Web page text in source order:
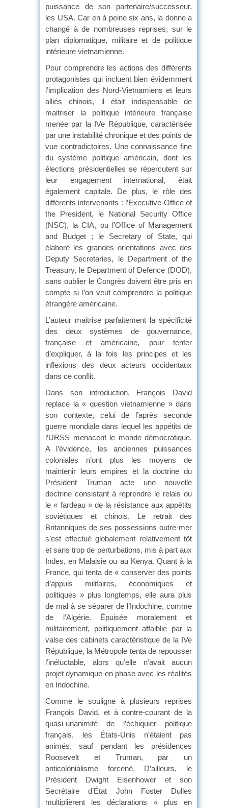
puissance de son partenaire/successeur,
les USA. Car en à peine six ans, la donne a
changé à de nombreuses reprises, sur le
plan diplomatique, militaire et de politique
intérieure vietnamienne.
Pour comprendre les actions des différents
protagonistes qui incluent bien évidemment
l’implication des Nord-Vietnamiens et leurs
alliés chinois, il était indispensable de
maitriser la politique intérieure française
menée par la IVe République, caractérisée
par une instabilité chronique et des points de
vue contradictoires. Une connaissance fine
du système politique américain, dont les
élections présidentielles se répercutent sur
leur engagement international, était
également capitale. De plus, le rôle des
différents intervenants : l’Executive Office of
the President, le National Security Office
(NSC), la CIA, ou l’Office of Management
and Budget ; le Secretary of State, qui
élabore les grandes orientations avec des
Deputy Secretaries, le Department of the
Treasury, le Department of Defence (DOD),
sans oublier le Congrès doivent être pris en
compte si l’on veut comprendre la politique
étrangère américaine.
L’auteur maitrise parfaitement la spécificité
des deux systèmes de gouvernance,
française et américaine, pour tenter
d’expliquer, à la fois les principes et les
inflexions des deux acteurs occidentaux
dans ce conflit.
Dans son introduction, François David
replace la « question vietnamienne » dans
son contexte, celui de l’après seconde
guerre mondiale dans lequel les appétits de
l’URSS menacent le monde démocratique.
A l’évidence, les anciennes puissances
coloniales n’ont plus les moyens de
maintenir leurs empires et la doctrine du
Président Truman acte une nouvelle
doctrine consistant à reprendre le relais ou
le « fardeau » de la résistance aux appétits
soviétiques et chinois. Le retrait des
Britanniques de ses possessions outre-mer
s’est effectué globalement relativement tôt
et sans trop de perturbations, mis à part aux
Indes, en Malaisie ou au Kenya. Quant à la
France, qui tenta de « conserver des points
d’appuis militaires, économiques et
politiques » plus longtemps, elle aura plus
de mal à se séparer de l’Indochine, comme
de l’Algérie. Épuisée moralement et
militairement, politiquement affaiblie par la
valse des cabinets caractéristique de la IVe
République, la Métropole tenta de repousser
l’inéluctable, alors qu’elle n’avait aucun
projet dynamique en phase avec les réalités
en Indochine.
Comme le souligne à plusieurs reprises
François David, et à contre-courant de la
quasi-unanimité de l’échiquier politique
français, les États-Unis n’étaient pas
animés, sauf pendant les présidences
Roosevelt et Truman, par un
anticolonialisme forcené. D’ailleurs, le
Président Dwight Eisenhower et son
Secrétaire d’État John Foster Dulles
multiplièrent les déclarations « plus en